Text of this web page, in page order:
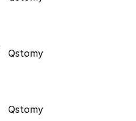
Qstomy
Qstomy